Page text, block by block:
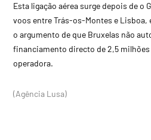
Esta ligação aérea surge depois de o
voos entre Trás-os-Montes e Lisboa,
o argumento de que Bruxelas não
financiamento directo de 2,5 milhões
operadora.
(Agência Lusa)